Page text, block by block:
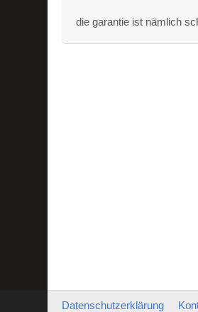
die garantie ist nämlich
Datenschutzerklärung